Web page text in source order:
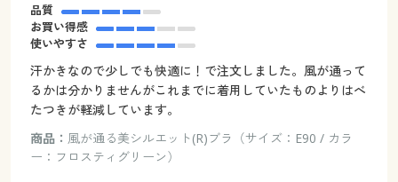
品質
お買い得感
使いやすさ
汗かきなので少しでも快適に！で注文しました。風が通って
るかは分かりませんがこれまでに着用していたものよりはべ
たつきが軽減しています。
商品： 風が通る美シルエット(R)ブラ（サイズ：E90 / カラ
ー：フロスティグリーン）